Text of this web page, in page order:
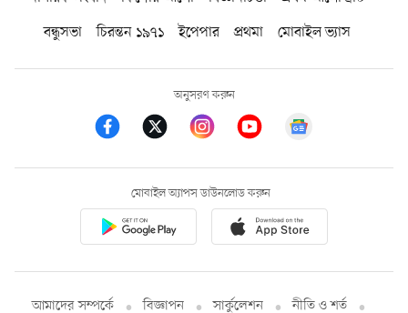
বন্ধুসভা
চিরন্তন ১৯৭১ ইপেপার প্রথমা মোবাইল ভ্যাস
অনুসরণ করুন
মোবাইল অ্যাপস ডাউনলোড করুন
আমাদের সম্পর্কে বিজ্ঞাপন সার্কুলেশন নীতি ও শর্ত